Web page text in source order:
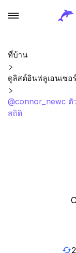
ที่บ้าน
ดูลิสต์อินฟลูเอนเซอร์
@connor_newc ตั
สถิติ